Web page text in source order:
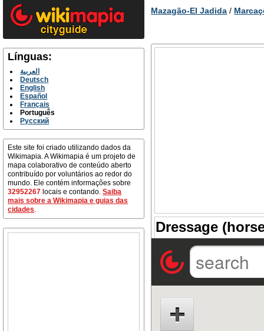
Línguas:
العربية
Deutsch
English
Español
Français
Português
Русский
Este site foi criado utilizando dados da
Wikimapia. A Wikimapia é um projeto de
mapa colaborativo de conteúdo aberto
contribuído por voluntários ao redor do
mundo. Ele contém informações sobre
32952267 locais e contando.Saiba
mais sobre a Wikimapia e guias das
cidades.
Mazagão-El Jadida /
Dressage